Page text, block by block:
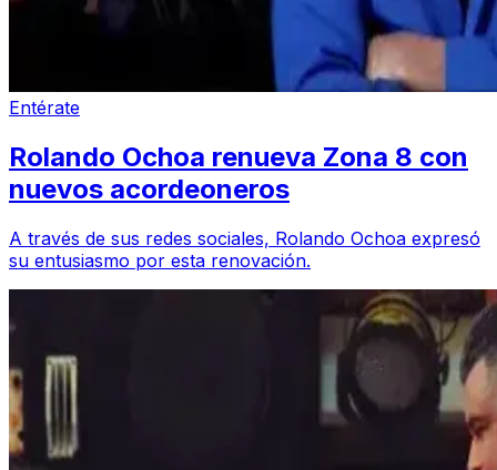
Entérate
Rolando Ochoa renueva Zona 8 con
nuevos acordeoneros
A través de sus redes sociales, Rolando Ochoa expresó
su entusiasmo por esta renovación.